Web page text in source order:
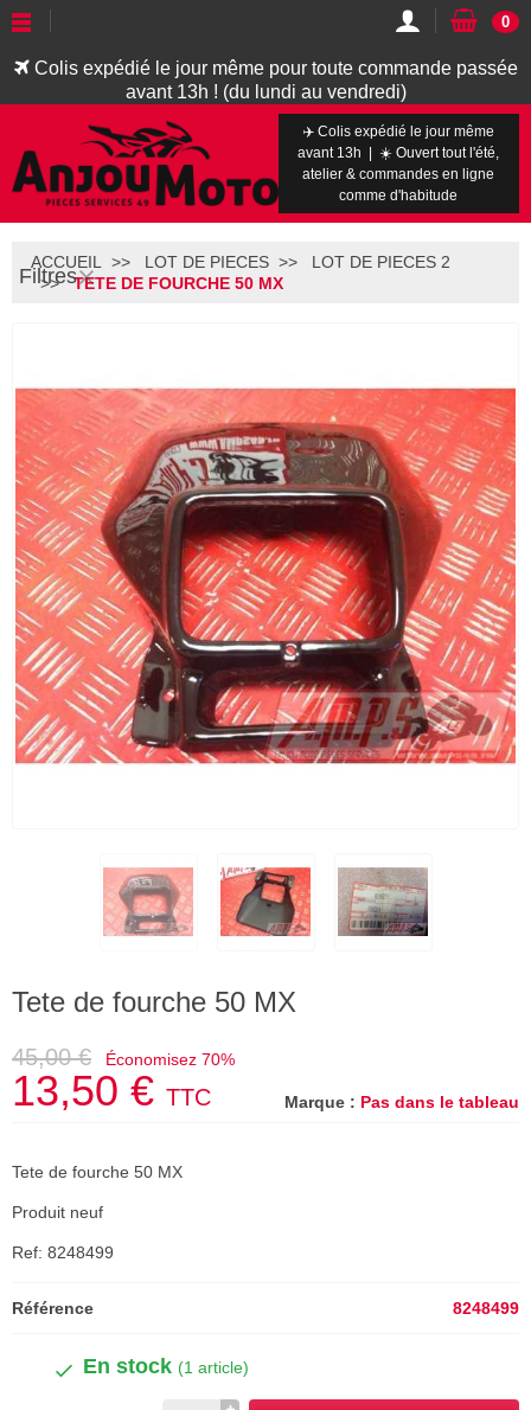
Colis expédié le jour même pour toute commande passée
avant 13h ! (du lundi au vendredi)
0
✈️ Colis expédié le jour même
avant 13h | ☀️ Ouvert tout l'été,
atelier & commandes en ligne
comme d'habitude
Filtres
ACCUEIL LOT DE PIECES
LOT DE PIECES 2
TETE DE FOURCHE 50 MX
Tete de fourche 50 MX
Marque : Pas dans le tableau
45,00 € Économisez 70%
13,50 € TTC
Tete de fourche 50 MX
Produit neuf
Ref: 8248499
Référence 8248499
En stock (1 article)